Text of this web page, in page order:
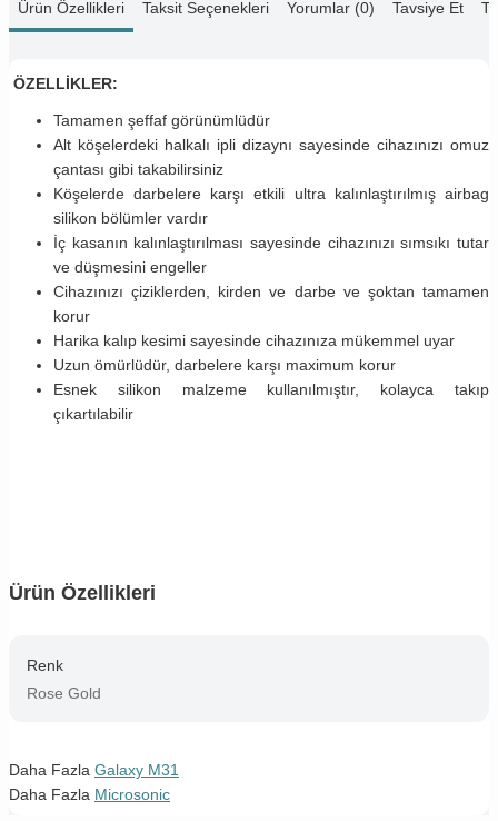
Ürün Özellikleri Taksit Seçenekleri Yorumlar (0) Tavsiye Et
ÖZELLİKLER:
Tamamen şeffaf görünümlüdür
Alt köşelerdeki halkalı ipli dizaynı sayesinde cihazınızı omuz
çantası gibi takabilirsiniz
Köşelerde darbelere karşı etkili ultra kalınlaştırılmış airbag
silikon bölümler vardır
İç kasanın kalınlaştırılması sayesinde cihazınızı sımsıkı tutar
ve düşmesini engeller
Cihazınızı çiziklerden, kirden ve darbe ve şoktan tamamen
korur
Harika kalıp kesimi sayesinde cihazınıza mükemmel uyar
Uzun ömürlüdür, darbelere karşı maximum korur
Esnek silikon malzeme kullanılmıştır, kolayca takıp
çıkartılabilir
Ürün Özellikleri
Renk
Rose Gold
Daha Fazla Galaxy M31
Daha Fazla Microsonic